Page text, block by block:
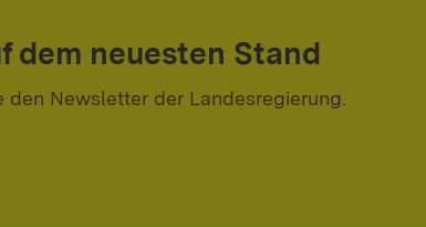
dem neuesten Stand
den Newsletter der Landesregierung.